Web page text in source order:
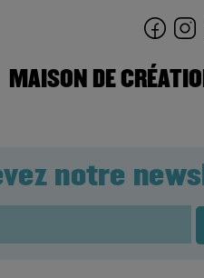
MAISON DE
notre